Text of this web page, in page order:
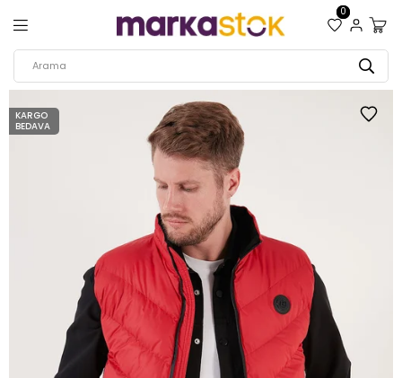
0
KARGO
BEDAVA